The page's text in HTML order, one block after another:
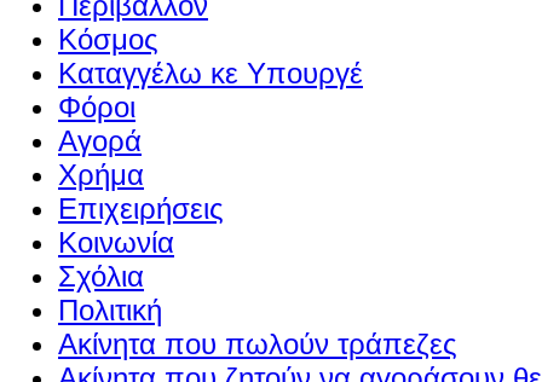
Κόσμος
Καταγγέλω κε Υπουργέ
Φόροι
Αγορά
Χρήμα
Επιχειρήσεις
Κοινωνία
Σχόλια
Πολιτική
Ακίνητα που πωλούν τράπεζες